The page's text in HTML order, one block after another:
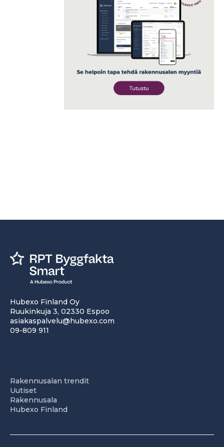
Hubexo Finland Oy
Ruukinkuja 3, 02330 Espoo
asiakaspalvelu@hubexo.com
09-809 911
Rakennusalan trendit
Uutiset
Rakennusala
Hubexo Finland